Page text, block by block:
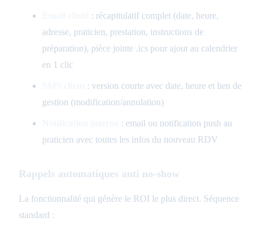
: récapitulatif complet (date, heure,
adresse, praticien, prestation, instructions de
préparation), pièce jointe .ics pour ajout au calendrier
en 1 clic
: version courte avec date, heure et lien de
gestion (modification/annulation)
: email ou notification push au
praticien avec toutes les infos du nouveau RDV
Rappels automatiques anti no-show
La fonctionnalité qui génère le ROI le plus direct. Séquence
standard :